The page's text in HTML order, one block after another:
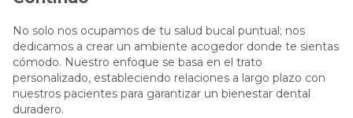
No solo nos ocupamos de tu salud bucal puntual; nos
dedicamos a crear un ambiente acogedor donde te sientas
cómodo. Nuestro enfoque se basa en el trato
personalizado, estableciendo relaciones a largo plazo con
nuestros pacientes para garantizar un bienestar dental
duradero.